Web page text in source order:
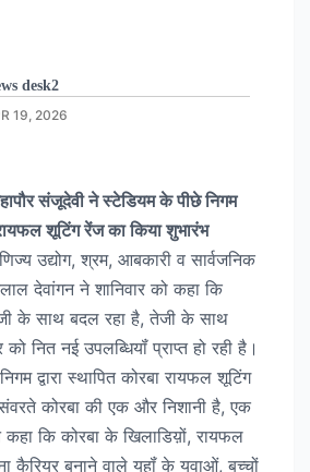
desk2
19, 2026
संजूदेवी ने स्टेडियम के पीछे निगम
रायफल शूटिंग रेंज का किया शुभारंभ
उद्योग, श्रम, आबकारी व सार्वजनिक
देवांगन ने शानिवार को कहा कि
के साथ बदल रहा है, तेजी के साथ
नित नई उपलब्धियॉं प्राप्त हो रही है।
द्वारा स्थापित कोरबा रायफल शूटिंग
कोरबा की एक और निशानी है, एक
कि कोरबा के खिलाडिय़ों, रायफल
कैरियर बनाने वाले यहॉं के युवाओं, बच्चों